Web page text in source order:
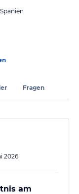
Fragen
2026
am